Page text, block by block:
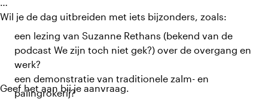
Wil je de dag uitbreiden met iets bijzonders, zoals:
een lezing van Suzanne Rethans (bekend van de
podcast We zijn toch niet gek?) over de overgang en
werk?
een demonstratie van traditionele zalm- en
palingrokerij?
Geef het aan bij je aanvraag.